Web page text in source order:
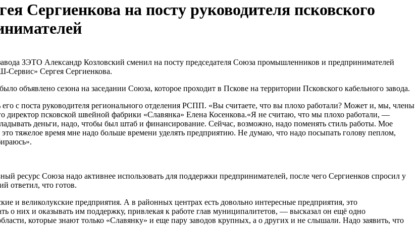
Сергиенкова на посту руководителя псковского
ЗЭТО Александр Козловский сменил на посту председателя Союза промышленников и предпринимателей
Сергея Сергиенкова.
объявлено сезона на заседании Союза, которое проходит в Пскове на территории Псковского кабельного завода.
с поста руководителя регионального отделения РСПП. «Вы считаете, что вы плохо работали? Может и, мы, члены
директор псковской швейной фабрики «Славянка» Елена Косенкова.«Я не считаю, что мы плохо работали, —
деньги, надо, чтобы был штаб и финансирование. Сейчас, возможно, надо поменять стиль работы. Мое
тяжелое время мне надо больше времени уделять предприятию. Не думаю, что надо посыпать голову пеплом,
ресурс Союза надо активнее использовать для поддержки предпринимателей, после чего Сергиенков спросил у
ответил, что готов.
и великолукские предприятия. А в районных центрах есть довольно интересные предприятия, это
о них и оказывать им поддержку, привлекая к работе глав муниципалитетов, — высказал он ещё одно
которые знают только «Славянку» и еще пару заводов крупных, а о других и не слышали. Надо заявить, что